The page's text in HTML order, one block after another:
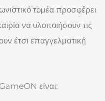
τομέα προσφέρει
να υλοποιήσουν τις
έτσι επαγγελματική
είναι: